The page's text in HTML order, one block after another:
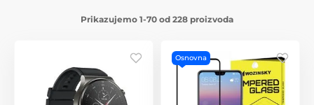
Prikazujemo 1-70 od 228 proizvoda
Osnovna